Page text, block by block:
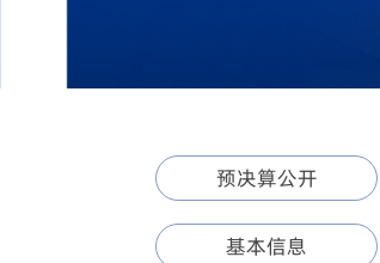
预决算公开
基本信息